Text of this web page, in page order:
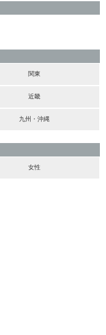
関東
近畿
九州・沖縄
女性